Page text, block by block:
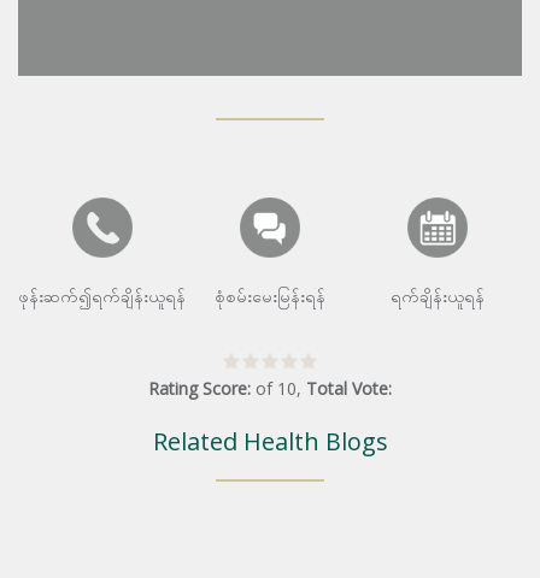
ဖုန်းဆက်၍ရက်ချိန်းယူရန် စုံစမ်းမေးမြန်းရန် ရက်ချိန်းယူရန်
Rating Score: of 10, Total Vote:
Related Health Blogs